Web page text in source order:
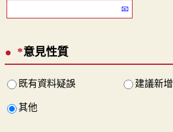
*意見性質
既有資料疑誤 建議新增
其他